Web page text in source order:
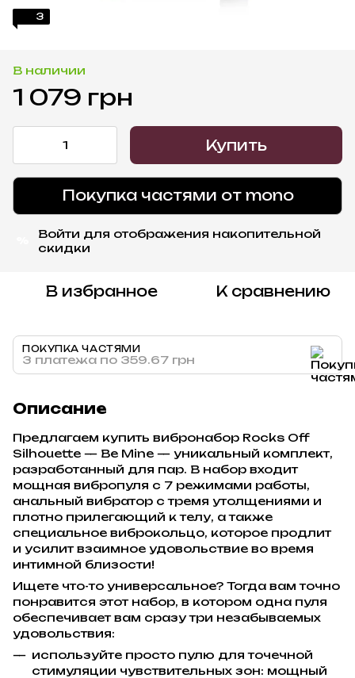
3
В наличии
1 079 грн
Купить
Покупка частями от mono
Войти для отображения накопительной
скидки
В избранное К сравнению
ПОКУПКА ЧАСТЯМИ
3 платежа по 359.67 грн
Описание
Предлагаем купить вибронабор Rocks Off
Silhouette — Be Mine — уникальный комплект,
разработанный для пар. В набор входит
мощная вибропуля с 7 режимами работы,
анальный вибратор с тремя утолщениями и
плотно прилегающий к телу, а также
специальное виброкольцо, которое продлит
и усилит взаимное удовольствие во время
интимной близости!
Ищете что-то универсальное? Тогда вам точно
понравится этот набор, в котором одна пуля
обеспечивает вам сразу три незабываемых
удовольствия:
используйте просто пулю для точечной
стимуляции чувствительных зон: мощный